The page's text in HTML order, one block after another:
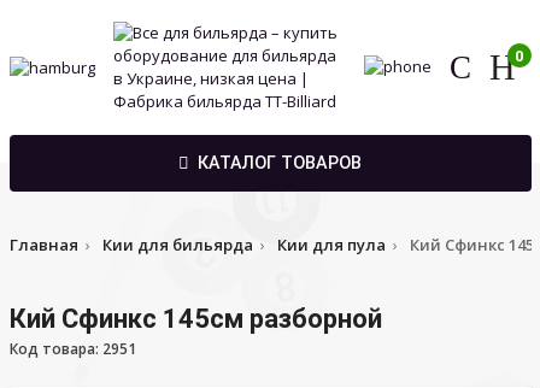
0
КАТАЛОГ ТОВАРОВ
Главная Кии для бильярда Кии для пула Кий Сфинкс
Кий Сфинкс 145см разборной
Код товара: 2951